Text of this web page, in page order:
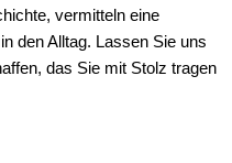
vermitteln eine
den Alltag. Lassen Sie uns
das Sie mit Stolz tragen